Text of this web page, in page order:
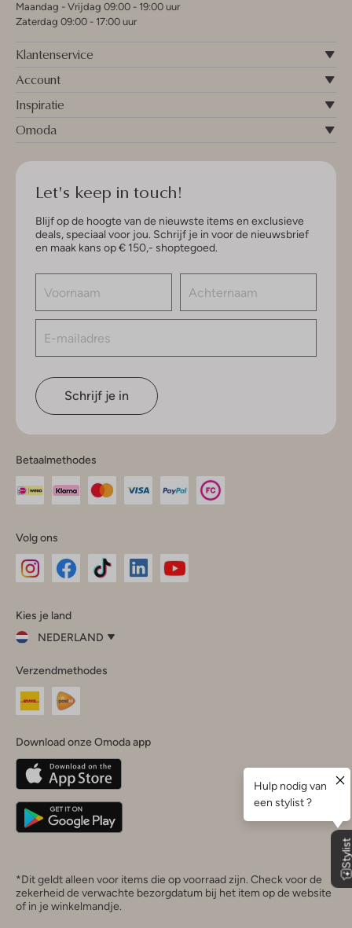
Maandag - Vrijdag 09:00 - 19:00 uur
Zaterdag 09:00 - 17:00 uur
Klantenservice
Account
Inspiratie
Omoda
Let's keep in touch!
Blijf op de hoogte van de nieuwste items en exclusieve
deals, speciaal voor jou. Schrijf je in voor de nieuwsbrief
en maak kans op € 150,- shoptegoed.
Schrijf je in
Betaalmethodes
Volg ons
InstagramFacebook
Kies je land
NEDERLAND
je
land
Nederland
Belgique(Français)
Deutschland
Verzendmethodes
Download onze Omoda app
*Dit geldt alleen voor items die op voorraad zijn. Check voor de
zekerheid de verwachte bezorgdatum bij het item op de website
of in je winkelmandje.